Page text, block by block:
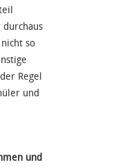
durchaus
so
Regel
und
und